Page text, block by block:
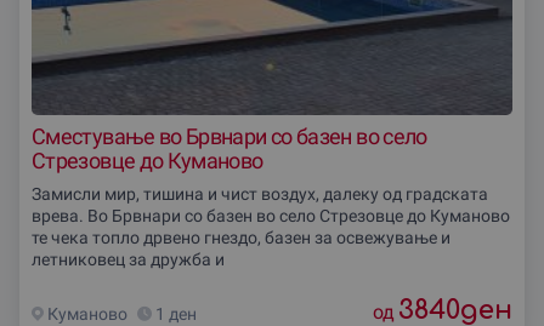
Сместување во Брвнари со базен во село
Стрезовце до Куманово
Замисли мир, тишина и чист воздух, далеку од градската
врева. Во Брвнари со базен во село Стрезовце до Куманово
те чека топло дрвено гнездо, базен за освежување и
летниковец за дружба и
Куманово 1 ден од 3840ден